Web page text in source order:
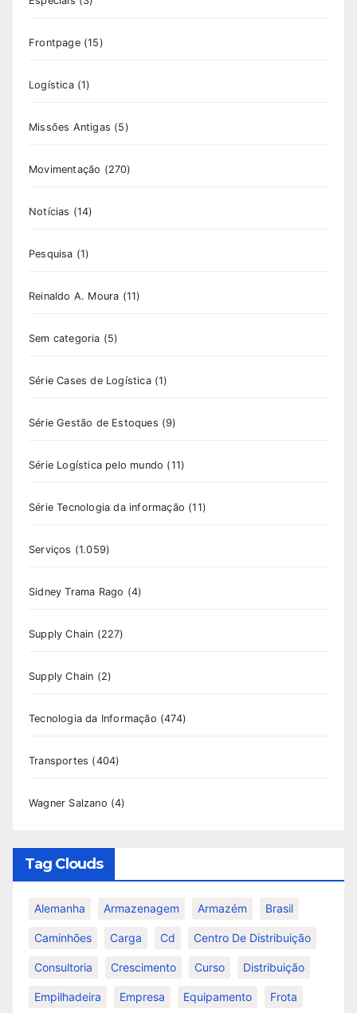
Frontpage(15)
Logística(1)
Missões Antigas (5)
Movimentação (270)
Notícias (14)
Pesquisa (1)
Reinaldo A. Moura (11)
Sem categoria (5)
Série Cases de Logística(1)
Série Gestão de Estoques (9)
Série Logística pelo mundo (11)
Série Tecnologia da informação (11)
Serviços (1.059)
Sidney Trama Rago (4)
Supply Chain (227)
Supply Chain (2)
Tecnologia da Informação (474)
Transportes (404)
Wagner Salzano (4)
Tag Clouds
Alemanha Armazenagem Armazém Brasil
Caminhões Carga Cd Centro De Distribuição
Consultoria Crescimento Curso Distribuição
Empilhadeira Empresa Equipamento Frota